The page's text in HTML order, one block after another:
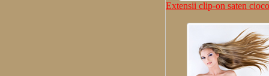
Extensii clip-on saten